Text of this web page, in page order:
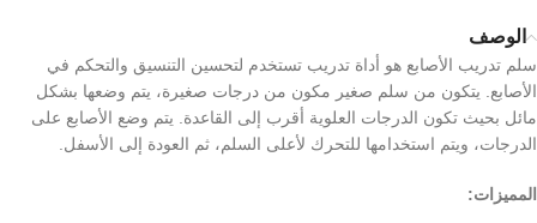
الوصف
سلم تدريب الأصابع هو أداة تدريب تستخدم لتحسين التنسيق والتحكم في
الأصابع. يتكون من سلم صغير مكون من درجات صغيرة، يتم وضعها بشكل
مائل بحيث تكون الدرجات العلوية أقرب إلى القاعدة. يتم وضع الأصابع على
الدرجات، ويتم استخدامها للتحرك لأعلى السلم، ثم العودة إلى الأسفل.
المميزات: